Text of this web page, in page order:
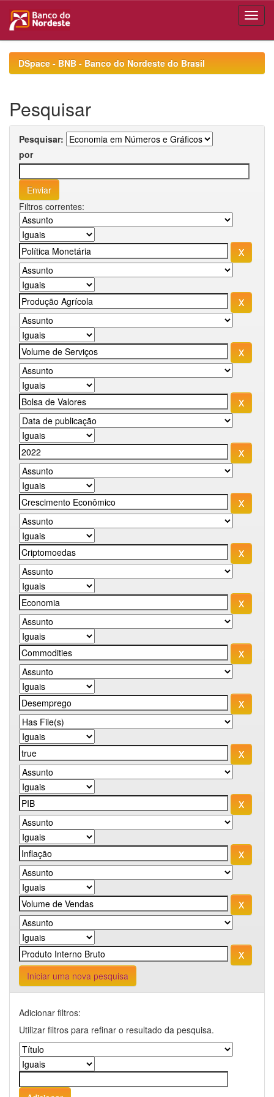
navigationDSpace - BNB - Banco do Nordeste do Brasil
Pesquisar
Pesquisar:
por
Filtros correntes:
Iniciar uma nova pesquisa
Adicionar filtros:
Utilizar filtros para refinar o resultado da pesquisa.